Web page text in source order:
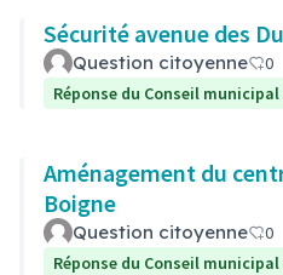
Sécurité avenue des
Question citoyenne
0
Réponse du Conseil
Aménagement du
Boigne
Question citoyenne
0
Réponse du Conseil